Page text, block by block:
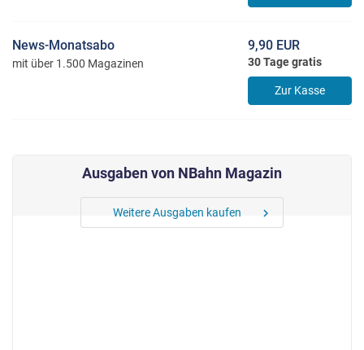
News-Monatsabo
mit über 1.500 Magazinen
9,90 EUR
30 Tage gratis
Zur Kasse
Ausgaben von NBahn Magazin
Weitere Ausgaben kaufen chevron_right